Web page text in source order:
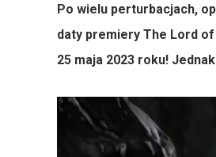
Po wielu perturbacjach,
daty premiery The Lord of
25 maja 2023 roku!